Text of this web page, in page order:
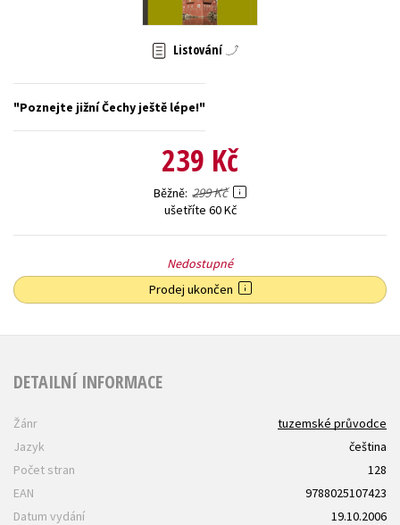
Zahraniční literatura
Listování
Poznejte jižní Čechy ještě lépe!
239 Kč
Běžně 299 Kč
ušetříte 60 Kč
Nedostupné
Prodej ukončen
DETAILNÍ INFORMACE
Žánr
tuzemské průvodce
Jazyk
čeština
Počet stran
128
EAN
9788025107423
Datum vydání
19.10.2006